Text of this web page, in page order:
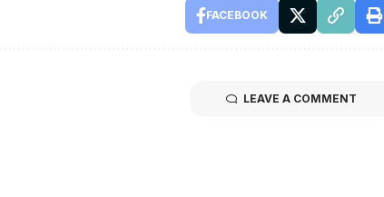
FACEBOOK
LEAVE A COMMENT